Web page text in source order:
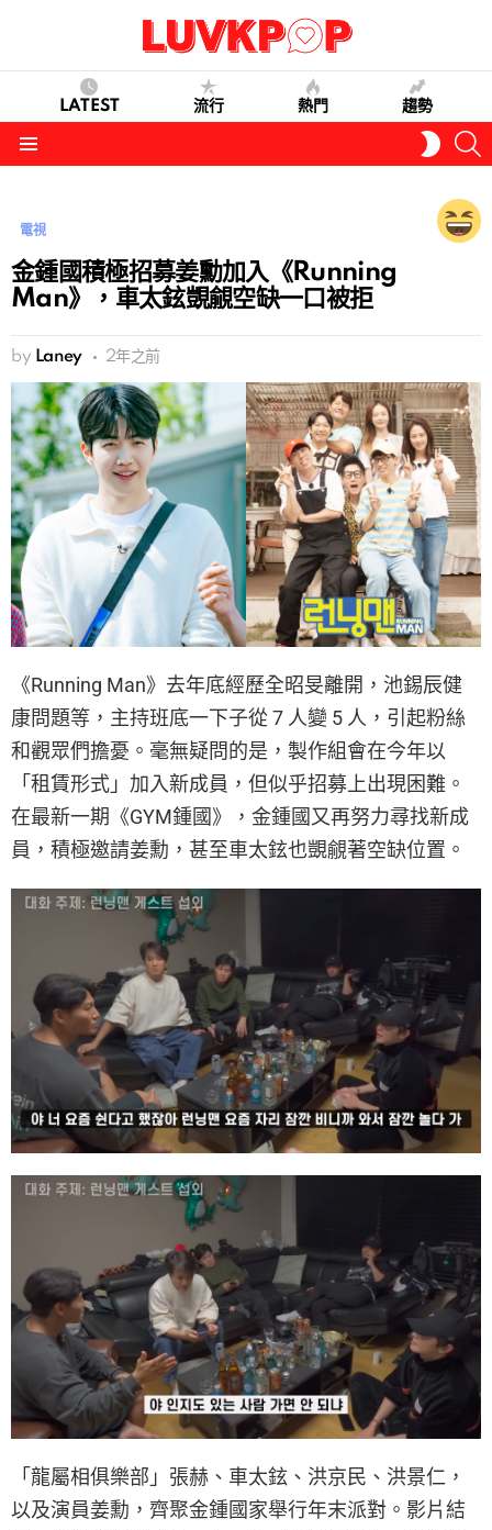
LATEST 流行 熱門 趨勢
SKIN
電視
金鍾國積極招募姜勳加入《Running
Man》，車太鉉覬覦空缺一口被拒
by Laney 2年之前
《Running Man》去年底經歷全昭旻離開，池錫辰健
康問題等，主持班底一下子從 7 人變 5 人，引起粉絲
和觀眾們擔憂。毫無疑問的是，製作組會在今年以
「租賃形式」加入新成員，但似乎招募上出現困難。
在最新一期《GYM鍾國》，金鍾國又再努力尋找新成
員，積極邀請姜勳，甚至車太鉉也覬覦著空缺位置。
「龍屬相俱樂部」張赫、車太鉉、洪京民、洪景仁，
以及演員姜勳，齊聚金鍾國家舉行年末派對。影片結